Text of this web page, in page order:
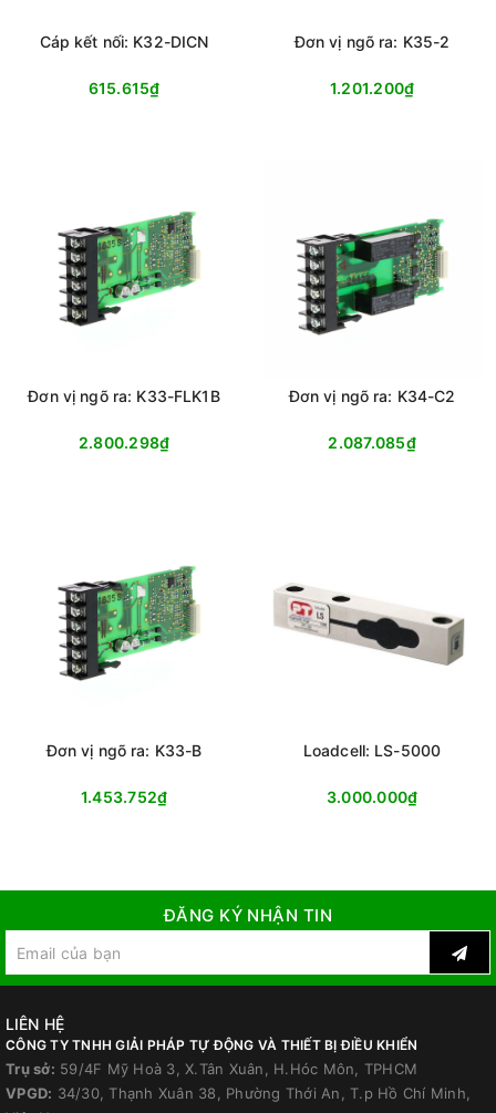
Cáp kết nối: K32-DICN
615.615₫
Đơn vị ngõ ra: K35-2
1.201.200₫
Đơn vị ngõ ra: K33-FLK1B
2.800.298₫
Đơn vị ngõ ra: K34-C2
2.087.085₫
Đơn vị ngõ ra: K33-B
1.453.752₫
Loadcell: LS-5000
3.000.000₫
ĐĂNG KÝ NHẬN TIN
LIÊN HỆ
CÔNG TY TNHH GIẢI PHÁP TỰ ĐỘNG VÀ THIẾT BỊ ĐIỀU KHIỂN
Trụ sở: 59/4F Mỹ Hoà 3, X.Tân Xuân, H.Hóc Môn, TPHCM
VPGD: 34/30, Thạnh Xuân 38, Phường Thới An, T.p Hồ Chí Minh,